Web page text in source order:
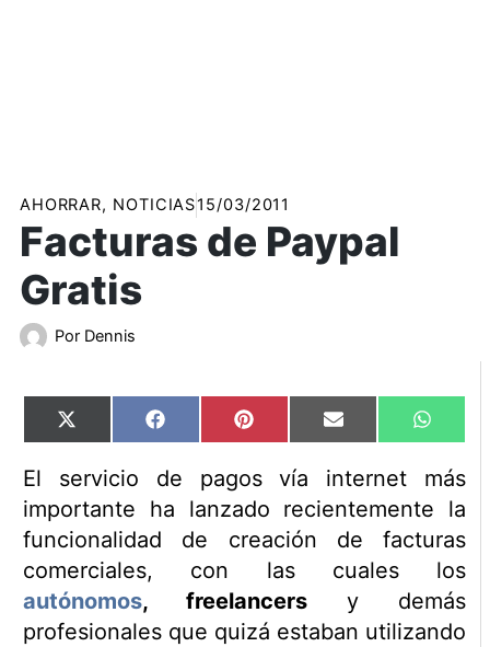
AHORRAR, NOTICIAS15/03/2011
Facturas de Paypal
Gratis
Por Dennis
Compartir
en
X
(Twitter)
Compartir
en
Facebook Compartir
en
Pinterest Compartir
en
Email
en
El servicio de pagos vía internet más
importante ha lanzado recientemente la
funcionalidad de creación de facturas
comerciales, con las cuales los
autónomos, freelancersy demás
profesionales que quizá estaban utilizando